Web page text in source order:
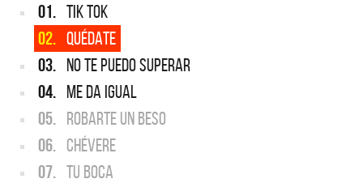
01. TIK TOK
02. QUÉDATE
03. NO TE PUEDO SUPERAR
04. ME DA IGUAL
05. ROBARTE UN BESO
06. CHÉVERE
07. TU BOCA